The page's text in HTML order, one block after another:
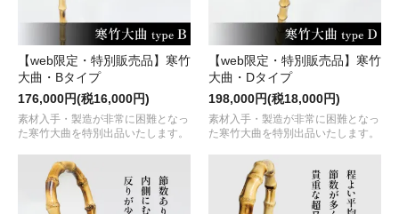
【web限定・特別販売品】寒竹
大曲・Bタイプ
176,000円(税16,000円)
素材入手・製造が非常に困難となっ
た寒竹大曲を特別出品いたします。
【web限定・特別販売品】寒竹
大曲・Dタイプ
198,000円(税18,000円)
素材入手・製造が非常に困難となっ
た寒竹大曲を特別出品いたします。